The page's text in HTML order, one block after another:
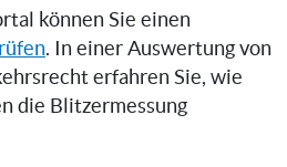
können Sie einen
. In einer Auswertung von
erfahren Sie, wie
die Blitzermessung